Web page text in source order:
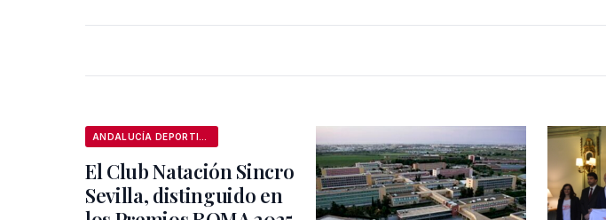
El Club Natación Sincro
Sevilla, distinguido en